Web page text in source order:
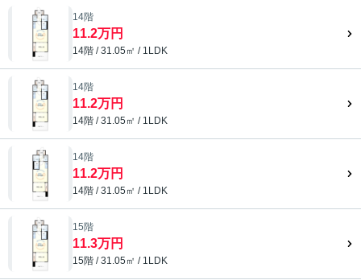
14階
11.2万円
14階 / 31.05㎡ / 1LDK
14階
11.2万円
14階 / 31.05㎡ / 1LDK
14階
11.2万円
14階 / 31.05㎡ / 1LDK
15階
11.3万円
15階 / 31.05㎡ / 1LDK